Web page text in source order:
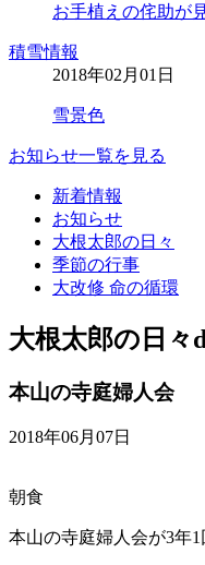
お手植えの侘助が
積雪情報
2018年02月01日
雪景色
お知らせ一覧を見る
新着情報
お知らせ
大根太郎の日々
季節の行事
大改修 命の循環
大根太郎の日々
本山の寺庭婦人会
2018年06月07日
朝食
本山の寺庭婦人会が3年